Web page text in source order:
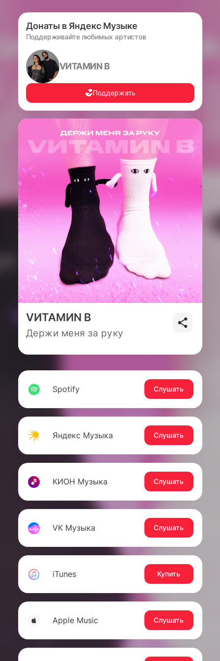
Донаты в Яндекс Музыке
Поддерживайте любимых артистов
VИТАМИN B
Поддержать
VИТАМИN B
Держи меня за руку
Spotify Слушать
Яндекс Музыка Слушать
КИОН Музыка Слушать
VK Музыка Слушать
iTunes Купить
Apple Music Слушать